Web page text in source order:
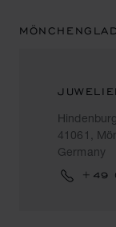
41061,
Germany
+49